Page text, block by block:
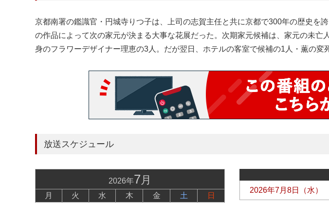
京都南署の鑑識官・円城寺りつ子は、上司の志賀主任と共に京都で300年の歴史を
の作品によって次の家元が決まる大事な花展だった。次期家元候補は、家元の未
身のフラワーデザイナー理恵の3人。だが翌日、ホテルの客室で候補の1人・薫の変
放送スケジュール
2026年7月
月 火 水 木 金 土
日
2026年7月8日（水）